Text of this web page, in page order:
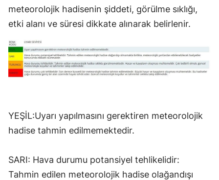
Kayseri
Kırklareli
Kırşehir
Kocaeli
Kahramanmaraş
meteorolojik hadisenin şiddeti, görülme sıklığı,
etki alanı ve süresi dikkate alınarak belirlenir.
YEŞİL:Uyarı yapılmasını gerektiren meteorolojik
hadise tahmin edilmemektedir.
SARI: Hava durumu potansiyel tehlikelidir:
Tahmin edilen meteorolojik hadise olağandışı